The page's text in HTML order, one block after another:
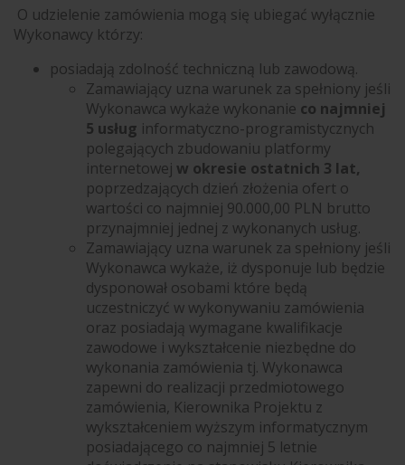
O udzielenie zamówienia mogą się ubiegać wyłącznie
Wykonawcy którzy:
posiadają zdolność techniczną lub zawodową.
Zamawiający uzna warunek za spełniony jeśli
Wykonawca wykaże wykonanie co najmniej
5 usług informatyczno-programistycznych
polegających zbudowaniu platformy
internetowej w okresie ostatnich 3 lat,
poprzedzających dzień złożenia ofert o
wartości co najmniej 90.000,00 PLN brutto
przynajmniej jednej z wykonanych usług.
Zamawiający uzna warunek za spełniony jeśli
Wykonawca wykaże, iż dysponuje lub będzie
dysponował osobami które będą
uczestniczyć w wykonywaniu zamówienia
oraz posiadają wymagane kwalifikacje
zawodowe i wykształcenie niezbędne do
wykonania zamówienia tj. Wykonawca
zapewni do realizacji przedmiotowego
zamówienia, Kierownika Projektu z
wykształceniem wyższym informatycznym
posiadającego co najmniej 5 letnie